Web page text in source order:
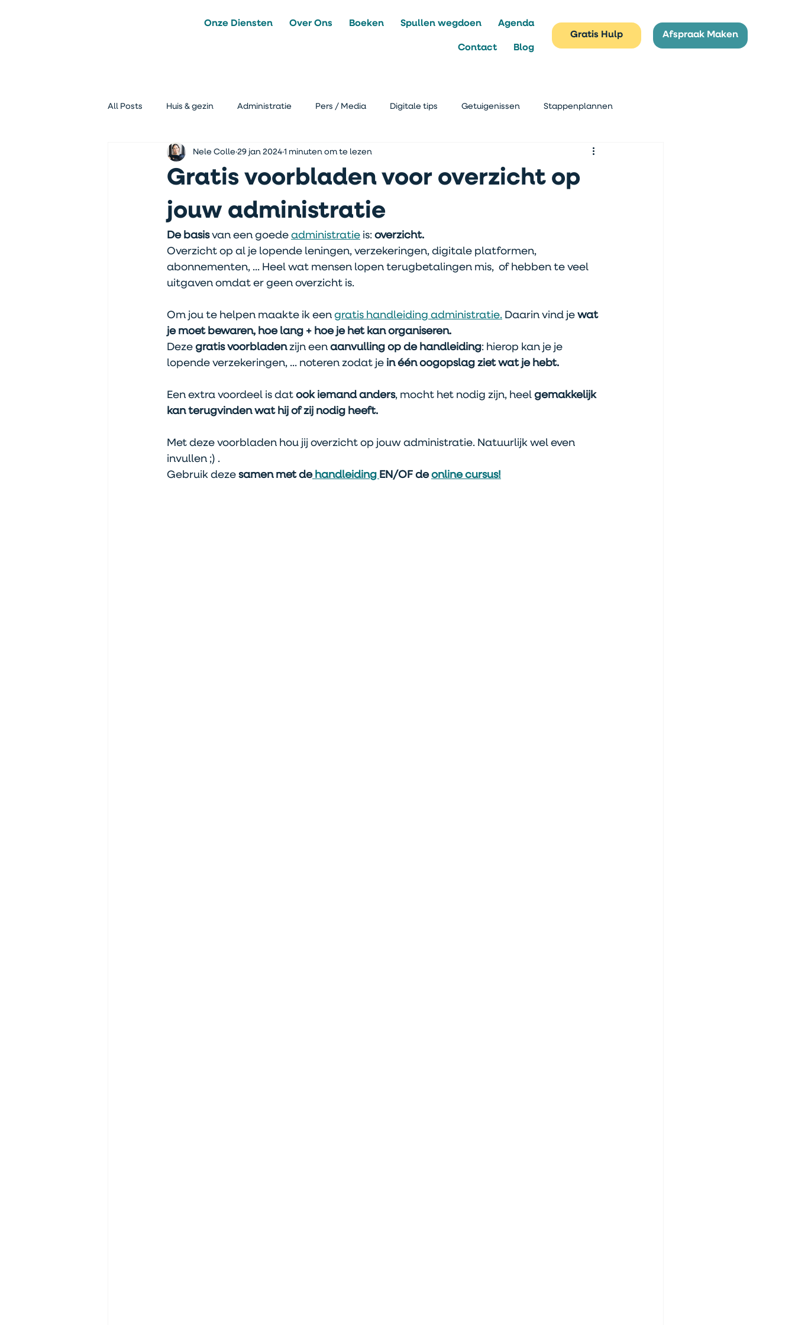
Onze Diensten Over Ons Boeken Spullen wegdoen Agenda
Contact Blog
Gratis Hulp Afspraak Maken
All Posts Huis & gezin Administratie Pers / Media Digitale tips Getuigenissen Stappenplannen
Afval minderen Voor en Na
Gratis voorbladen voor overzicht op
jouw administratie
Nele Colle 29 jan 2024 1 minuten om te lezen
De basis van een goede administratie is: overzicht.
Overzicht op al je lopende leningen, verzekeringen, digitale platformen,
abonnementen, ... Heel wat mensen lopen terugbetalingen mis,  of hebben te veel
uitgaven omdat er geen overzicht is.
Om jou te helpen maakte ik een gratis handleiding administratie. Daarin vind je wat
je moet bewaren, hoe lang + hoe je het kan organiseren.
Deze gratis voorbladen zijn een aanvulling op de handleiding: hierop kan je je
lopende verzekeringen, ... noteren zodat je in één oogopslag ziet wat je hebt.
Een extra voordeel is dat ook iemand anders, mocht het nodig zijn, heel gemakkelijk
kan terugvinden wat hij of zij nodig heeft.
Met deze voorbladen hou jij overzicht op jouw administratie. Natuurlijk wel even
invullen ;) .
Gebruik deze samen met de handleiding EN/OF de online cursus!